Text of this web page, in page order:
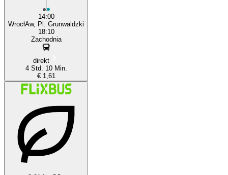
14:00
WrocłAw, Pl. Grunwaldzki
18:10
Zachodnia
direkt
4 Std. 10 Min.
€ 1,61